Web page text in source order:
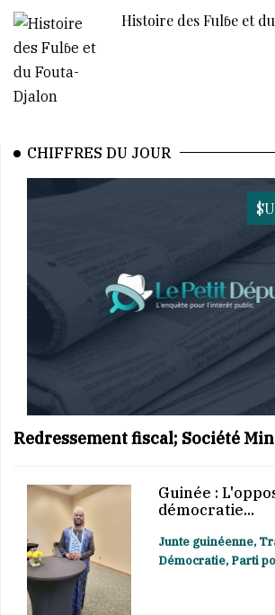
Histoire des Fulɓe et
CHIFFRES DU JOUR
Redressement fiscal; Société
Guinée :
démocratie...
Junte guinéenne,
Démocratie, Parti